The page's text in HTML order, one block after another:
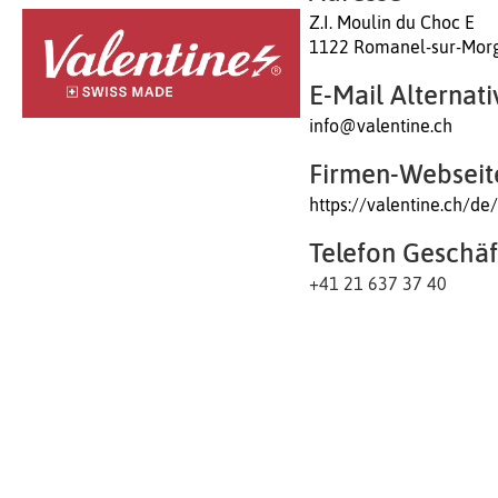
Z.I. Moulin du Choc E
1122 Romanel-sur-
E-Mail
info@valentine.ch
Firmen-
https://valentine.ch/de/
Telefon
+41 21 637 37 40